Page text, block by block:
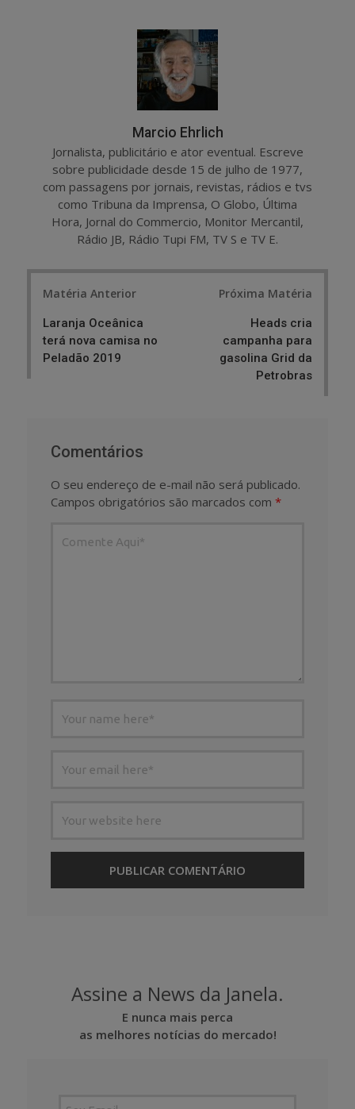
Marcio Ehrlich
Jornalista, publicitário e ator eventual. Escreve
sobre publicidade desde 15 de julho de 1977,
com passagens por jornais, revistas, rádios e tvs
como Tribuna da Imprensa, O Globo, Última
Hora, Jornal do Commercio, Monitor Mercantil,
Rádio JB, Rádio Tupi FM, TV S e TV E.
Matéria Anterior
Laranja Oceânica
terá nova camisa no
Peladão 2019
Próxima Matéria
Heads cria
campanha para
gasolina Grid da
Petrobras
Comentários
O seu endereço de e-mail não será publicado.
Campos obrigatórios são marcados com *
Assine a News da Janela.
E nunca mais perca
as melhores notícias do mercado!